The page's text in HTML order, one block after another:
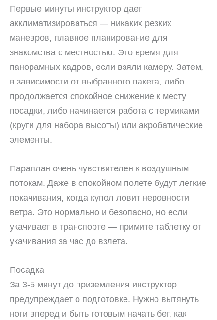
Первые минуты инструктор дает
акклиматизироваться — никаких резких
маневров, плавное планирование для
знакомства с местностью. Это время для
панорамных кадров, если взяли камеру. Затем,
в зависимости от выбранного пакета, либо
продолжается спокойное снижение к месту
посадки, либо начинается работа с термиками
(круги для набора высоты) или акробатические
элементы.
Параплан очень чувствителен к воздушным
потокам. Даже в спокойном полете будут легкие
покачивания, когда купол ловит неровности
ветра. Это нормально и безопасно, но если
укачивает в транспорте — примите таблетку от
укачивания за час до взлета.
Посадка
За 3-5 минут до приземления инструктор
предупреждает о подготовке. Нужно вытянуть
ноги вперед и быть готовым начать бег, как